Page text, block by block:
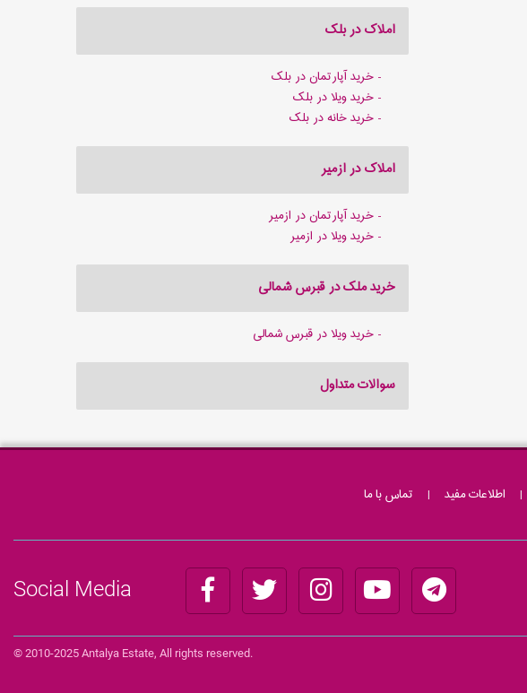
املاک در بلک
خرید آپارتمان در بلک
خرید ویلا در بلک
خرید خانه در بلک
املاک در ازمیر
خرید آپارتمان در ازمیر
خرید ویلا در ازمیر
خرید ملک در قبرس شمالی
خرید ویلا در قبرس شمالی
سوالات متداول
| اطلاعات مفید | تماس با ما
Social Media
© 2010-2025 Antalya Estate, All rights reserved.